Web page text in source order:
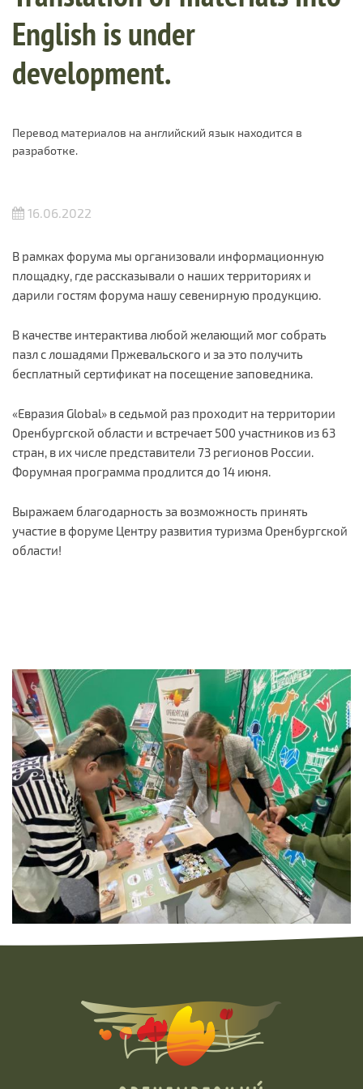
English is under
development.
Перевод материалов на английский язык находится в
разработке.
16.06.2022
В рамках форума мы организовали информационную
площадку, где рассказывали о наших территориях и
дарили гостям форума нашу севенирную продукцию.
В качестве интерактива любой желающий мог собрать
пазл с лошадями Пржевальского и за это получить
бесплатный сертификат на посещение заповедника.
«Евразия Global» в седьмой раз проходит на территории
Оренбургской области и встречает 500 участников из 63
стран, в их числе представители 73 регионов России.
Форумная программа продлится до 14 июня.
Выражаем благодарность за возможность принять
участие в форуме Центру развития туризма Оренбургской
области!